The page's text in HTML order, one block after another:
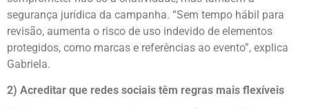
segurança jurídica da campanha. “Sem tempo hábil para
revisão, aumenta o risco de uso indevido de elementos
protegidos, como marcas e referências ao evento”, explica
Gabriela.
2) Acreditar que redes sociais têm regras mais flexíveis